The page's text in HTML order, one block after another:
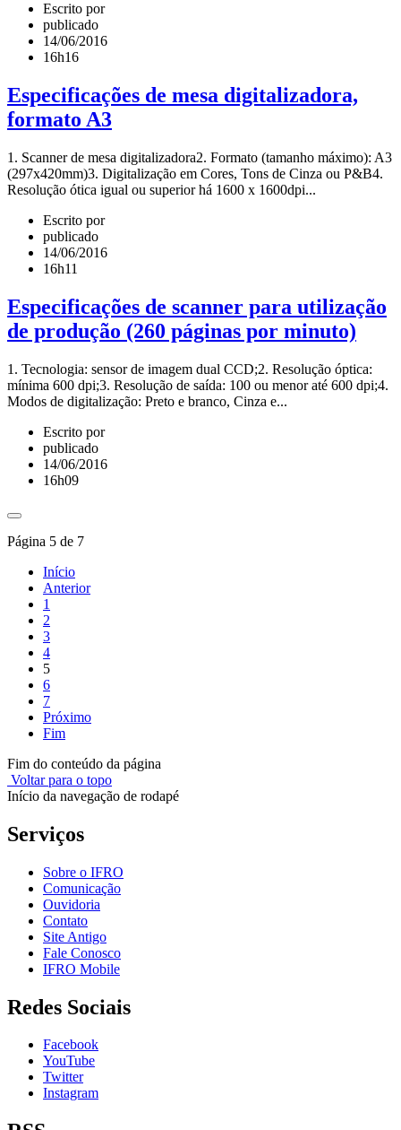
Escrito por
publicado
14/06/2016
16h16
Especificações de mesa digitalizadora,
formato A3
1. Scanner de mesa digitalizadora2. Formato (tamanho máximo): A3
(297x420mm)3. Digitalização em Cores, Tons de Cinza ou P&B4.
Resolução ótica igual ou superior há 1600 x 1600dpi...
Escrito por
publicado
14/06/2016
16h11
Especificações de scanner para utilização
de produção (260 páginas por minuto)
1. Tecnologia: sensor de imagem dual CCD;2. Resolução óptica:
mínima 600 dpi;3. Resolução de saída: 100 ou menor até 600 dpi;4.
Modos de digitalização: Preto e branco, Cinza e...
Escrito por
publicado
14/06/2016
16h09
Página 5 de 7
Início
Anterior
1
2
3
4
5
6
7
Próximo
Fim
Fim do conteúdo da página
Voltar para o topo
Início da navegação de rodapé
Serviços
Sobre o IFRO
Comunicação
Ouvidoria
Contato
Site Antigo
Fale Conosco
IFRO Mobile
Redes Sociais
Facebook
YouTube
Twitter
Instagram